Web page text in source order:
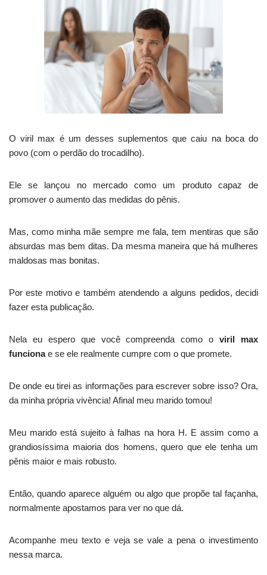
O viril max é um desses suplementos que caiu na boca do
povo (com o perdão do trocadilho).
Ele se lançou no mercado como um produto capaz de
promover o aumento das medidas do pênis.
Mas, como minha mãe sempre me fala, tem mentiras que são
absurdas mas bem ditas. Da mesma maneira que há mulheres
maldosas mas bonitas.
Por este motivo e também atendendo a alguns pedidos, decidi
fazer esta publicação.
Nela eu espero que você compreenda como oviril max
funcionae se ele realmente cumpre com o que promete.
De onde eu tirei as informações para escrever sobre isso? Ora,
da minha própria vivência! Afinal meu marido tomou!
Meu marido está sujeito à falhas na hora H. E assim como a
grandiosíssima maioria dos homens, quero que ele tenha um
pênis maior e mais robusto.
Então, quando aparece alguém ou algo que propõe tal façanha,
normalmente apostamos para ver no que dá.
Acompanhe meu texto e veja se vale a pena o investimento
nessa marca.